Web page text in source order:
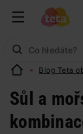
Blog Teta
Sůl a